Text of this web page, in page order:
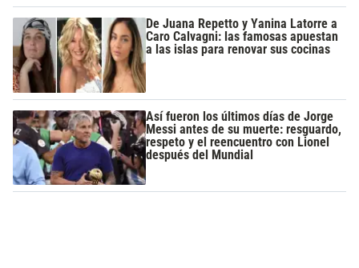
De Juana Repetto y Yanina Latorre a
Caro Calvagni: las famosas apuestan
a las islas para renovar sus cocinas
Así fueron los últimos días de Jorge
Messi antes de su muerte: resguardo,
respeto y el reencuentro con Lionel
después del Mundial